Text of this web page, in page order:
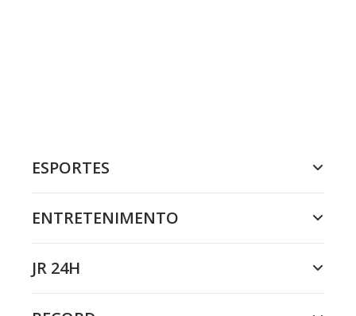
ESPORTES
ENTRETENIMENTO
JR 24H